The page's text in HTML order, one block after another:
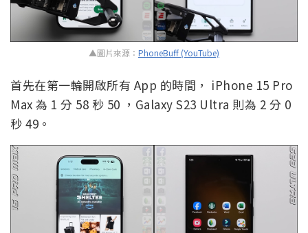
▲圖片來源： PhoneBuff (YouTube)
首先在第一輪開啟所有 App 的時間， iPhone 15 Pro
Max 為 1 分 58 秒 50 ，Galaxy S23 Ultra 則為 2 分 0
秒 49。